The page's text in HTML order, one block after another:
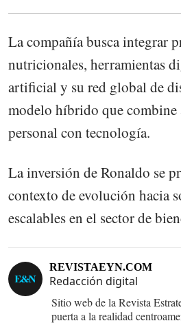
La compañía busca integrar
nutricionales, herramientas
artificial y su red global de
modelo híbrido que combine
personal con tecnología.
La inversión de Ronaldo se
contexto de evolución hacia
escalables en el sector de
REVISTAEYN.COM
Redacción digital
Sitio web de la Revista
puerta a la realidad